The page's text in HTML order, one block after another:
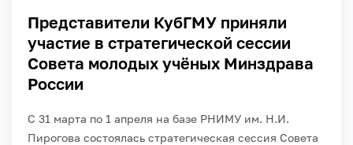
Представители КубГМУ приняли
участие в стратегической сессии
Совета молодых учёных Минздрава
России
С 31 марта по 1 апреля на базе РНИМУ им. Н.И.
Пирогова состоялась стратегическая сессия Совета